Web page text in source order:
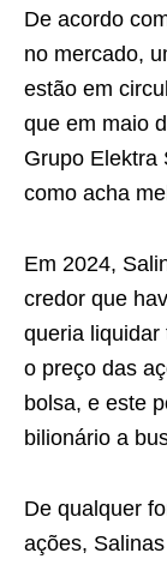
De acordo
no mercado,
estão em
que em maio
Grupo Elektra
como acha
Em 2024,
credor que
queria liquidar
o preço das
bolsa, e este
bilionário a
De qualquer
ações,